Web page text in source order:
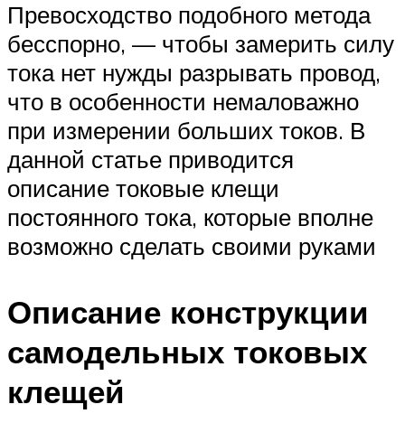
Превосходство подобного метода
бесспорно, — чтобы замерить силу
тока нет нужды разрывать провод,
что в особенности немаловажно
при измерении больших токов. В
данной статье приводится
описание токовые клещи
постоянного тока, которые вполне
возможно сделать своими руками
Описание конструкции
самодельных токовых
клещей